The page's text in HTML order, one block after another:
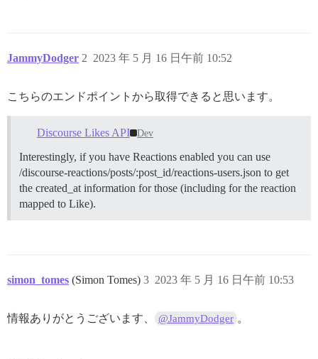
JammyDodger 2023 年 5 月 16 日午前 10:52
2
こちらのエンドポイントから取得できると思います。
Discourse Likes API Dev
Interestingly, if you have Reactions enabled you can use
/discourse-reactions/posts/:post_id/reactions-users.json to get
the created_at information for those (including for the reaction
mapped to Like).
simon_tomes (Simon Tomes) 2023 年 5 月 16 日午前 10:53
3
情報ありがとうございます、 @JammyDodger 。